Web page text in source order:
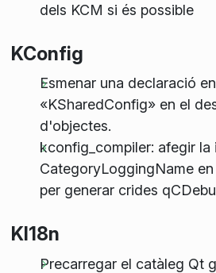
dels KCM si és possible
KConfig
Esmenar una declaració
«KSharedConfig» en el
d'objectes.
kconfig_compiler: afegir la
CategoryLoggingName
per generar crides
KI18n
Precarregar el catàleg Qt